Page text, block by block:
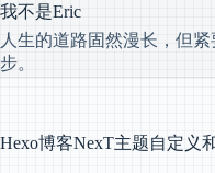
跳
过
内
容
我不是Eric
人生的道路固然漫长，但
步。
Hexo博客NexT主题自定义